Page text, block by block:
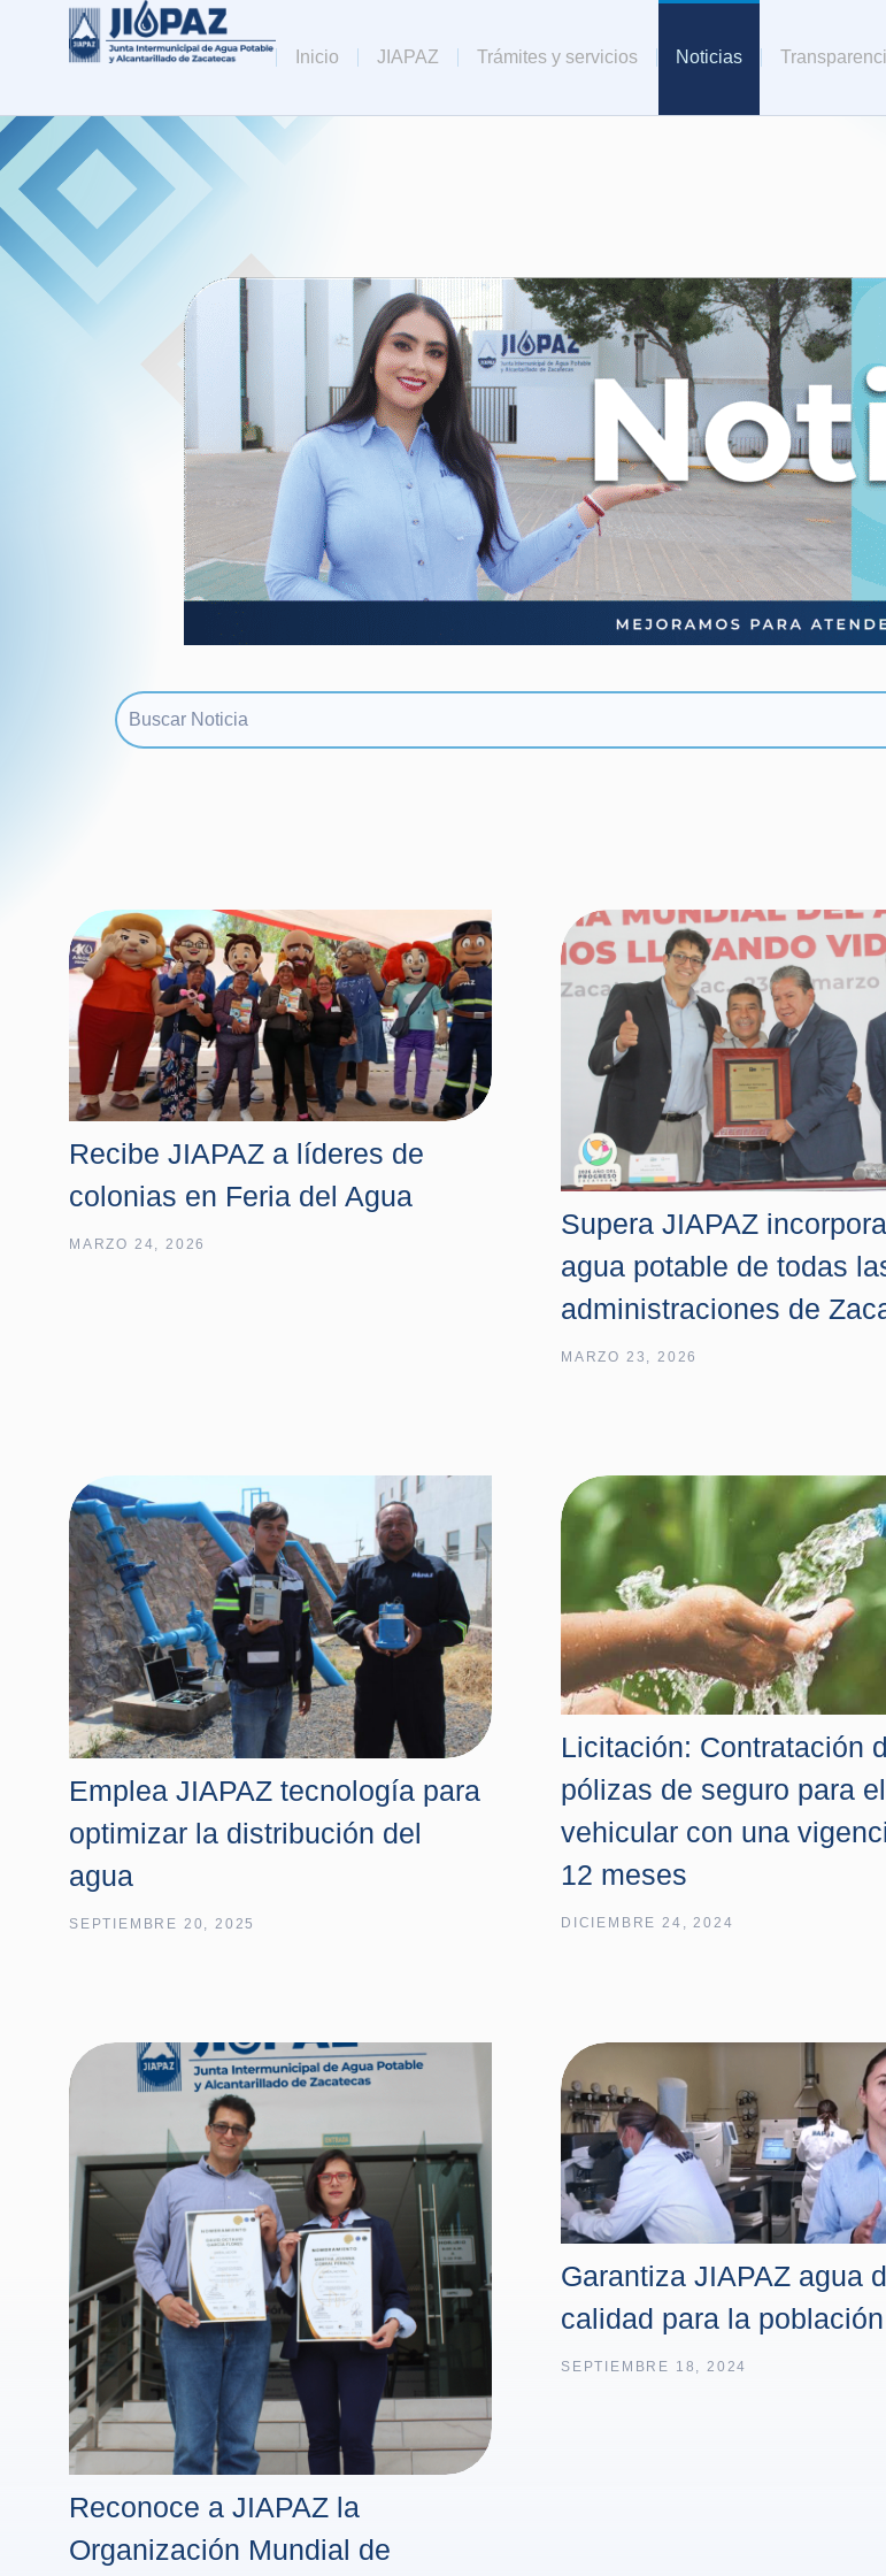
Inicio JIAPAZ Trámites y servicios Noticias
Recibe JIAPAZ a líderes de
colonias en Feria del Agua
MARZO 24, 2026
Supera JIAPAZ
agua potable de todas
administraciones de
MARZO 23, 2026
Emplea JIAPAZ tecnología para
optimizar la distribución del
agua
SEPTIEMBRE 20, 2025
Licitación: Contratación
pólizas de seguro para
vehicular con una
12 meses
DICIEMBRE 24, 2024
Reconoce a JIAPAZ la
Organización Mundial de
Garantiza JIAPAZ agua
calidad para la población
SEPTIEMBRE 18, 2024